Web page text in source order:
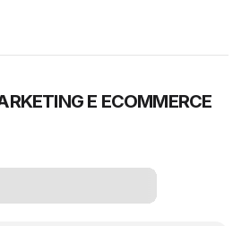
E ECOMMERCE